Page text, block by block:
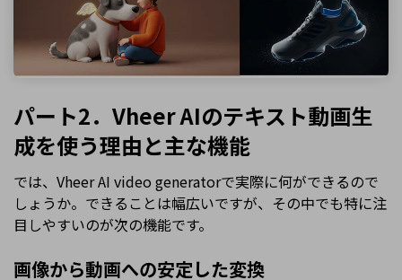
パート2．Vheer AIのテキスト動画生
成を使う理由と主な機能
では、Vheer AI video generatorで実際に何ができるので
しょうか。できることは幅広いですが、その中でも特に注
目しやすいのが次の機能です。
画像から動画への安定した変換